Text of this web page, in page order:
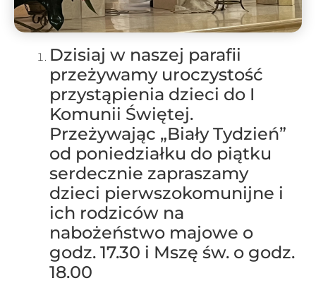
Dzisiaj w naszej parafii
przeżywamy uroczystość
przystąpienia dzieci do I
Komunii Świętej.
Przeżywając „Biały Tydzień”
od poniedziałku do piątku
serdecznie zapraszamy
dzieci pierwszokomunijne i
ich rodziców na
nabożeństwo majowe o
godz. 17.30 i Mszę św. o godz.
18.00